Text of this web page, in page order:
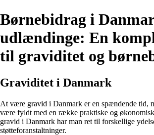
Børnebidrag i
udlændinge: En
til graviditet og
Graviditet i Danmark
At være gravid i Danmark er en spændende tid,
være fyldt med en række praktiske og
gravid i Danmark har man ret til forskellige
støtteforanstaltninger.